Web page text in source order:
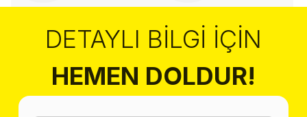
DETAYLI BILGI İÇIN
HEMEN DOLDUR!